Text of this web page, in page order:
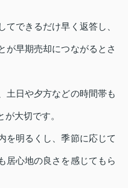
できるだけ早く返答し、
が早期売却につながるとさ
土日や夕方などの時間帯も
大切です。
を明るくし、季節に応じて
居心地の良さを感じてもら